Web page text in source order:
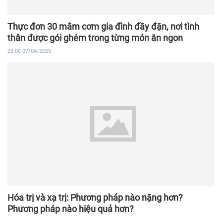
Thực đơn 30 mâm cơm gia đình đầy đặn, nơi tình
thân được gói ghém trong từng món ăn ngon
23:00 07/04/2025
Hóa trị và xạ trị: Phương pháp nào nặng hơn?
Phương pháp nào hiệu quả hơn?